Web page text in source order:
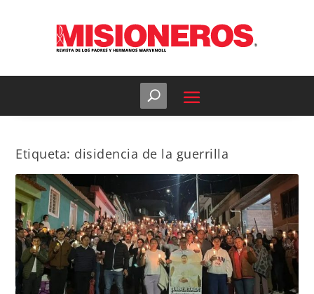
Etiqueta: disidencia de la guerrilla